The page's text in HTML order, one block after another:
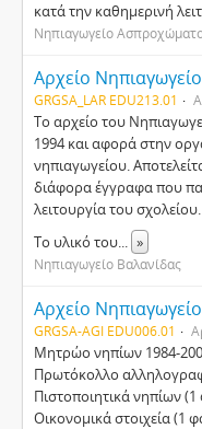
κατά την καθημερινή
Νηπιαγωγείο
Αρχείο
GRGSA_LAR EDU213.01
Το αρχείο του
1994 και αφορά στην
νηπιαγωγείου.
διάφορα έγγραφα που
λειτουργία του σχολείου.
Το υλικό του... »
Νηπιαγωγείο Βαλανίδας
Αρχείο
GRGSA-AGI EDU006.01
Μητρώο νηπίων 1984-
Πρωτόκολλο
Πιστοποιητικά νηπίων
Οικονομικά στοιχεία (1